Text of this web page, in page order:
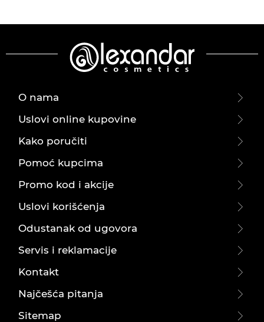
O nama
Uslovi online kupovine
Kako poručiti
Pomoć kupcima
Promo kod i akcije
Uslovi korišćenja
Odustanak od ugovora
Servis i reklamacije
Kontakt
Najčešća pitanja
Sitemap